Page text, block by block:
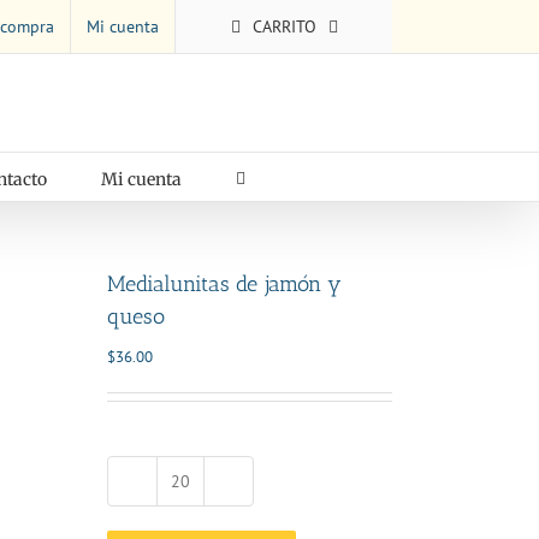
Mi cuenta CARRITO
Mi cuenta
Medialunitas de jamón y
queso
$36.00
Medialunitas